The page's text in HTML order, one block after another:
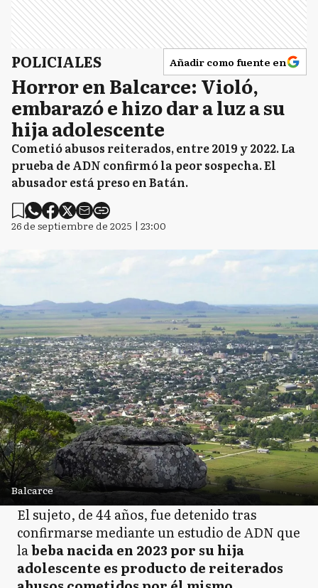
POLICIALES Añadir como fuente en
Horror en Balcarce: Violó,
embarazó e hizo dar a luz a su
hija adolescente
Cometió abusos reiterados, entre 2019 y 2022. La
prueba de ADN confirmó la peor sospecha. El
abusador está preso en Batán.
26 de septiembre de 2025 | 23:00
Balcarce
El sujeto, de 44 años, fue detenido tras
confirmarse mediante un estudio de ADN que
labeba nacida en 2023 por su hija
adolescente es producto de reiterados